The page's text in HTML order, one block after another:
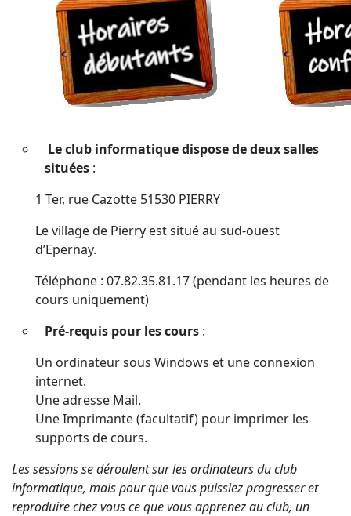
Le club informatique dispose de deux salles
situées :
1 Ter, rue Cazotte 51530 PIERRY
Le village de Pierry est situé au sud-ouest
d’Epernay.
Téléphone : 07.82.35.81.17 (pendant les heures de
cours uniquement)
Pré-requis pour les cours :
Un ordinateur sous Windows et une connexion
internet.
Une adresse Mail.
Une Imprimante (facultatif) pour imprimer les
supports de cours.
Les sessions se déroulent sur les ordinateurs du club
informatique, mais pour que vous puissiez progresser et
reproduire chez vous ce que vous apprenez au club, un